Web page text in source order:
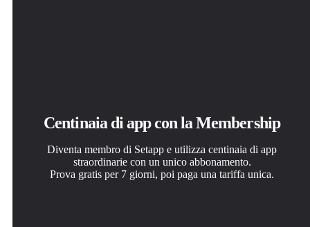
Centinaia di app con la Membership
Diventa membro di Setapp e utilizza centinaia di app
straordinarie con un unico abbonamento.
Prova gratis per 7 giorni, poi paga una tariffa unica.